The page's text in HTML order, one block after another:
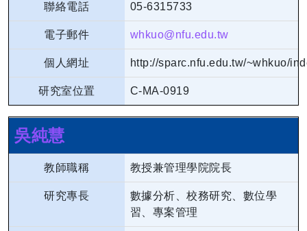
聯絡電話 05-6315733
電子郵件 whkuo@nfu.edu.tw
個人網址 http://sparc.nfu.edu.tw/~whkuo/
研究室位置 C-MA-0919
吳純慧
教師職稱 教授兼管理學院院長
研究專長
數據分析、校務研究、數位學
習、專案管理